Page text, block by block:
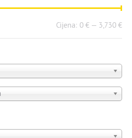
Cijena: 0 € — 3,730 €